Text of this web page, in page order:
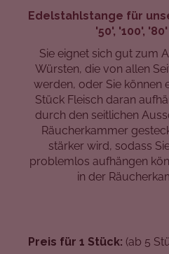
Edelstahlstange für
'50', '100',
Sie eignet sich gut zum
Würsten, die von allen
werden, oder Sie können
Stück Fleisch daran
durch den seitlichen
Räucherkammer
stärker wird, sodass
problemlos aufhängen
in der
Preis für 1 Stück: (ab 5